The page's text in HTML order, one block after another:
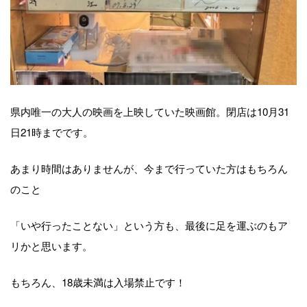
県内唯一の大人の映画を上映していた映画館。閉店は10月31
日21時までです。
あまり時間はありませんが、今まで行っていた方はもちろん
のこと
「いや行ったことない」という方も、最後に足を運ぶのもア
リかと思います。
もちろん、18歳未満は入場禁止です！